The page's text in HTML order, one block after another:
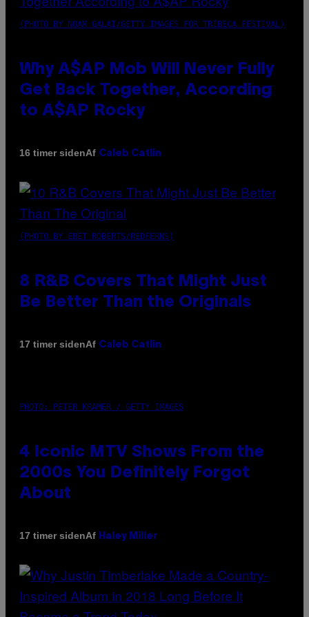
(PHOTO BY NOAM GALAI/GETTY IMAGES FOR TRIBECA FESTIVAL)
Why A$AP Mob Will Never Fully
Get Back Together, According
to A$AP Rocky
16 timer sidenAf Caleb Catlin
(PHOTO BY EBET ROBERTS/REDFERNS)
8 R&B Covers That Might Just
Be Better Than the Originals
17 timer sidenAf Caleb Catlin
PHOTO: PETER KRAMER / GETTY IMAGES
4 Iconic MTV Shows From the
2000s You Definitely Forgot
About
17 timer sidenAf Haley Miller